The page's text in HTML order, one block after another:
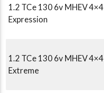
1.2 TCe 130 6v MHEV 4×4
Expression
1.2 TCe 130 6v MHEV 4×4
Extreme